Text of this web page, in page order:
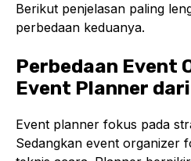
Berikut penjelasan paling
perbedaan keduanya.
Perbedaan Event
Event Planner
Event planner fokus pada
Sedangkan event organizer